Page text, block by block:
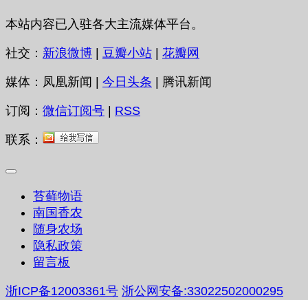
本站内容已入驻各大主流媒体平台。
社交： 新浪微博 豆瓣小站 花瓣网
媒体：凤凰新闻 | 今日头条 | 腾讯新闻
订阅： 微信订阅号 RSS
联系：
苔藓物语
南国香农
随身农场
隐私政策
留言板
浙ICP备12003361号 浙公网安备:33022502000295